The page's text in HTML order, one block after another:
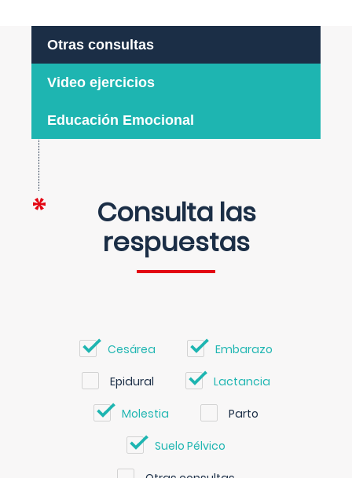
Otras consultas
Video ejercicios
Educación Emocional
Consulta las
respuestas
Cesárea Embarazo
Epidural Lactancia
Molestia Parto
Suelo Pélvico